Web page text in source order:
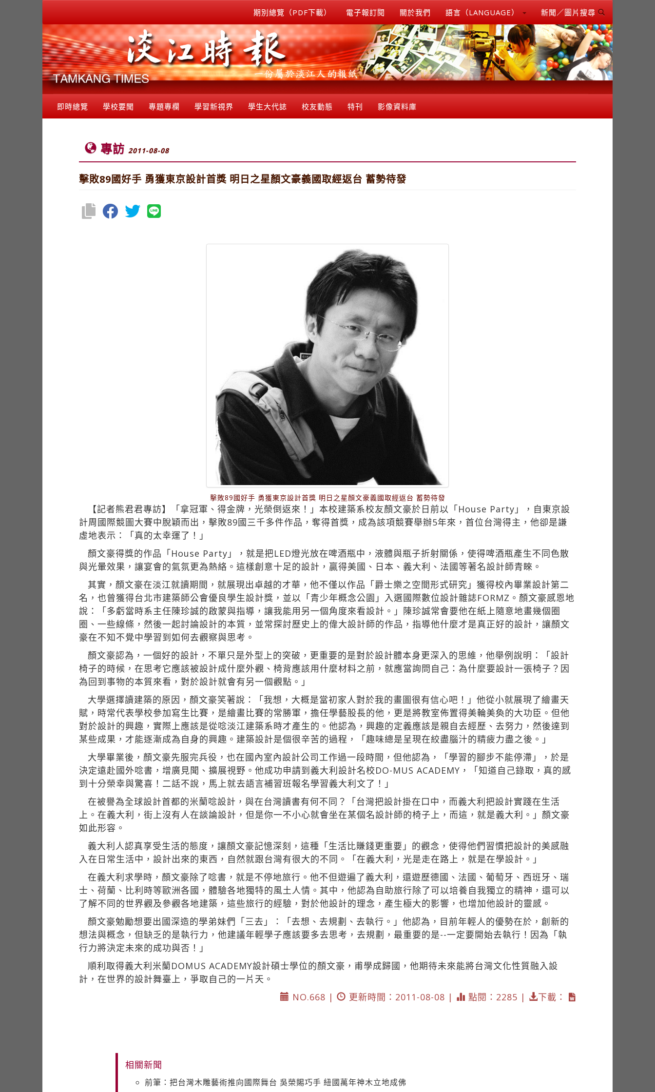
期別總覽（PDF下載） 電子報訂閱 關於我們 語言（LANGUAGE） 新聞／圖片搜尋
即時總覽 學校要聞 專題專欄 學習新視界 學生大代誌 校友動態 特刊 影像資料庫
專訪 2011-08-08
擊敗89國好手 勇獲東京設計首獎 明日之星顏文豪義國取經返台 蓄勢待發
擊敗89國好手 勇獲東京設計首獎 明日之星顏文豪義國取經返台 蓄勢待發
【記者熊君君專訪】「拿冠軍、得金牌，光榮倒返來！」本校建築系校友顏文豪於日前以「House Party」，自東京設
計周國際競圖大賽中脫穎而出，擊敗89國三千多件作品，奪得首獎，成為該項競賽舉辦5年來，首位台灣得主，他卻是謙
虛地表示：「真的太幸運了！」
顏文豪得獎的作品「House Party」，就是把LED燈光放在啤酒瓶中，液體與瓶子折射關係，使得啤酒瓶產生不同色散
與光暈效果，讓宴會的氣氛更為熱絡。這樣創意十足的設計，贏得美國、日本、義大利、法國等著名設計師青睞。
其實，顏文豪在淡江就讀期間，就展現出卓越的才華，他不僅以作品「爵士樂之空間形式研究」獲得校內畢業設計第二
名，也曾獲得台北市建築師公會優良學生設計獎，並以「青少年概念公園」入選國際數位設計雜誌FORMZ。顏文豪感恩地
說：「多虧當時系主任陳珍誠的啟蒙與指導，讓我能用另一個角度來看設計。」陳珍誠常會要他在紙上隨意地畫幾個圈
圈、一些線條，然後一起討論設計的本質，並常探討歷史上的偉大設計師的作品，指導他什麼才是真正好的設計，讓顏文
豪在不知不覺中學習到如何去觀察與思考。
顏文豪認為，一個好的設計，不單只是外型上的突破，更重要的是對於設計體本身更深入的思維，他舉例說明：「設計
椅子的時候，在思考它應該被設計成什麼外觀、椅背應該用什麼材料之前，就應當詢問自己：為什麼要設計一張椅子？因
為回到事物的本質來看，對於設計就會有另一個觀點。」
大學選擇讀建築的原因，顏文豪笑著說：「我想，大概是當初家人對於我的畫圖很有信心吧！」他從小就展現了繪畫天
賦，時常代表學校參加寫生比賽，是繪畫比賽的常勝軍，擔任學藝股長的他，更是將教室佈置得美輪美奐的大功臣。但他
對於設計的興趣，實際上應該是從唸淡江建築系時才產生的。他認為，興趣的定義應該是親自去經歷、去努力，然後達到
某些成果，才能逐漸成為自身的興趣。建築設計是個很辛苦的過程，「趣味總是呈現在絞盡腦汁的精疲力盡之後。」
大學畢業後，顏文豪先服完兵役，也在國內室內設計公司工作過一段時間，但他認為，「學習的腳步不能停滯」，於是
決定遠赴國外唸書，增廣見聞、擴展視野。他成功申請到義大利設計名校DO-MUS ACADEMY，「知道自己錄取，真的感
到十分榮幸與驚喜！二話不說，馬上就去語言補習班報名學習義大利文了！」
在被譽為全球設計首都的米蘭唸設計，與在台灣讀書有何不同？「台灣把設計掛在口中，而義大利把設計實踐在生活
上。在義大利，街上沒有人在談論設計，但是你一不小心就會坐在某個名設計師的椅子上，而這，就是義大利。」顏文豪
如此形容。
義大利人認真享受生活的態度，讓顏文豪記憶深刻，這種「生活比賺錢更重要」的觀念，使得他們習慣把設計的美感融
入在日常生活中，設計出來的東西，自然就跟台灣有很大的不同。「在義大利，光是走在路上，就是在學設計。」
在義大利求學時，顏文豪除了唸書，就是不停地旅行。他不但遊遍了義大利，還遊歷德國、法國、葡萄牙、西班牙、瑞
士、荷蘭、比利時等歐洲各國，體驗各地獨特的風土人情。其中，他認為自助旅行除了可以培養自我獨立的精神，還可以
了解不同的世界觀及參觀各地建築，這些旅行的經驗，對於他設計的理念，產生極大的影響，也增加他設計的靈感。
顏文豪勉勵想要出國深造的學弟妹們「三去」：「去想、去規劃、去執行。」他認為，目前年輕人的優勢在於，創新的
想法與概念，但缺乏的是執行力，他建議年輕學子應該要多去思考，去規劃，最重要的是--一定要開始去執行！因為「執
行力將決定未來的成功與否！」
順利取得義大利米蘭DOMUS ACADEMY設計碩士學位的顏文豪，甫學成歸國，他期待未來能將台灣文化性質融入設
計，在世界的設計舞臺上，爭取自己的一片天。
NO.668 |
更新時間：2011-08-08 | 點閱：2285 | 下載：
相關新聞
前筆：把台灣木雕藝術推向國際舞台 吳榮賜巧手 紐國萬年神木立地成佛